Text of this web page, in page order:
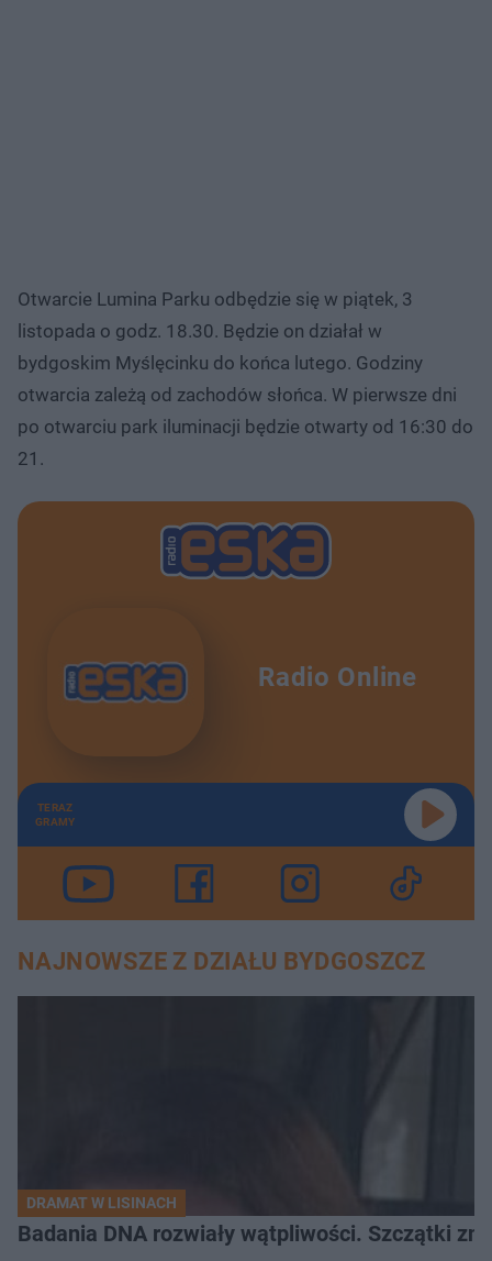
Otwarcie Lumina Parku odbędzie się w piątek, 3
listopada o godz. 18.30. Będzie on działał w
bydgoskim Myślęcinku do końca lutego. Godziny
otwarcia zależą od zachodów słońca. W pierwsze dni
po otwarciu park iluminacji będzie otwarty od 16:30 do
21.
Radio Online
TERAZ
GRAMY
NAJNOWSZE Z DZIAŁU BYDGOSZCZ
DRAMAT W LISINACH
Badania DNA rozwiały wątpliwości. Szczątki